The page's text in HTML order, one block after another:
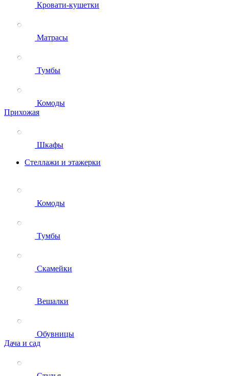
Кровати-кушетки
Матрасы
Тумбы
Комоды
Прихожая
Шкафы
Стеллажи и этажерки
Комоды
Тумбы
Скамейки
Вешалки
Обувницы
Дача и сад